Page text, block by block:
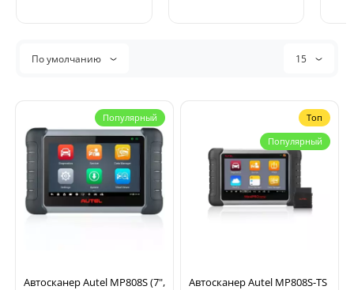
По умолчанию 15
Популярный
Автосканер Autel MP808S (7",
Топ
Популярный
Автосканер Autel MP808S-TS